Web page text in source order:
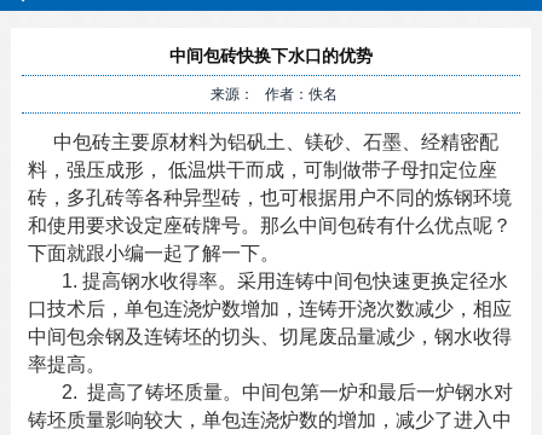
中间包砖快换下水口的优势
来源： 作者：佚名
中包砖主要原材料为铝矾土、镁砂、石墨、经精密配
料，强压成形， 低温烘干而成，可制做带子母扣定位座
砖，多孔砖等各种异型砖，也可根据用户不同的炼钢环境
和使用要求设定座砖牌号。那么中间包砖有什么优点呢？
下面就跟小编一起了解一下。
1. 提高钢水收得率。采用连铸中间包快速更换定径水
口技术后，单包连浇炉数增加，连铸开浇次数减少，相应
中间包余钢及连铸坯的切头、切尾废品量减少，钢水收得
率提高。
2. 提高了铸坯质量。中间包第一炉和最后一炉钢水对
铸坯质量影响较大，单包连浇炉数的增加，减少了进入 中